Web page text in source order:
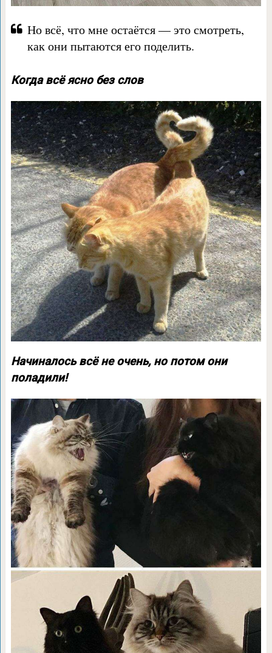
Но всё, что мне остаётся — это смотреть,
как они пытаются его поделить.
Когда всё ясно без слов
Начиналось всё не очень, но потом они
поладили!